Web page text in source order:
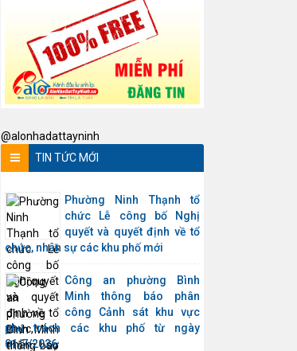
@alonhadattayninh
TIN TỨC MỚI
Phường Ninh Thạnh tổ
chức Lễ công bố Nghị
quyết và quyết định về tổ
chức, nhân sự các khu phố mới
Công an phường Bình
Minh thông báo phân
công Cảnh sát khu vực
phụ trách các khu phố từ ngày
01/7/2026